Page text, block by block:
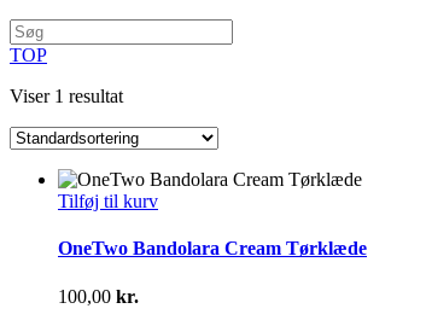
TOP
Viser 1 resultat
Tilføj til kurv
OneTwo Bandolara Cream Tørklæde
100,00 kr.